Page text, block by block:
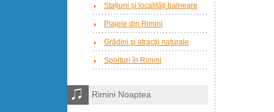
Stațiuni și localități balneare
Plajele din Rimini
Grădini şi atracţii naturale
Sporturi în Rimini
Rimini Noaptea